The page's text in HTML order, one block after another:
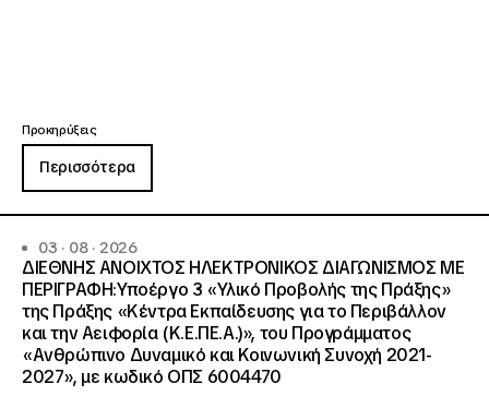
Προκηρύξεις
Περισσότερα
03 · 08 · 2026
ΔΙΕΘΝΗΣ ΑΝΟΙΧΤΟΣ ΗΛΕΚΤΡΟΝΙΚΟΣ ΔΙΑΓΩΝΙΣΜΟΣ ΜΕ
ΠΕΡΙΓΡΑΦΗ:Υποέργο 3 «Υλικό Προβολής της Πράξης»
της Πράξης «Κέντρα Εκπαίδευσης για το Περιβάλλον
και την Αειφορία (Κ.Ε.ΠΕ.Α.)», του Προγράμματος
«Ανθρώπινο Δυναμικό και Κοινωνική Συνοχή 2021-
2027», με κωδικό ΟΠΣ 6004470